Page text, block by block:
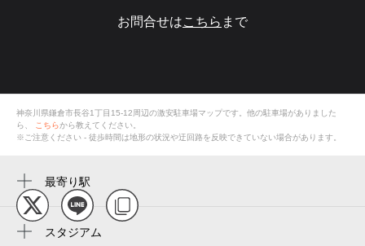
お問合せはこちら まで
神奈川県鎌倉市長谷1丁目15-12周辺の激安駐車場マップです。他の駐車場がありました
ら、 こちらから教えてください。
※ご注意ください - 徒歩時間は地形の状況や迂回路を反映できていない場合があります。
最寄り駅
長谷駅
由比ヶ浜駅スタジアム